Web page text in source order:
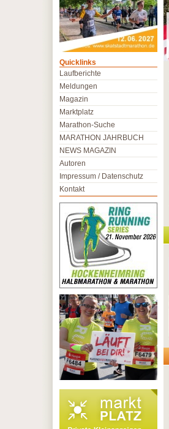
Quicklinks
Laufberichte
Meldungen
Magazin
Marktplatz
Marathon-Suche
MARATHON JAHRBUCH
NEWS MAGAZIN
Autoren
Impressum / Datenschutz
Kontakt